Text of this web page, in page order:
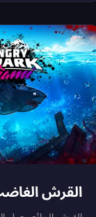
حماية قاعدتك من
القاعدة تعني نهاية
مستعد لمواجهة
اسمك في قائمة
القرش